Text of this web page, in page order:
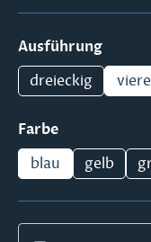
Ausführung
dreieckig
Farbeauswählen
blau
gelb